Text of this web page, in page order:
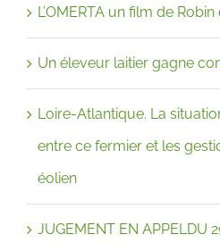
L’OMERTA un film de
Un éleveur laitier gagne
Loire-Atlantique. La
entre ce fermier et les
éolien
JUGEMENT EN APPELDU